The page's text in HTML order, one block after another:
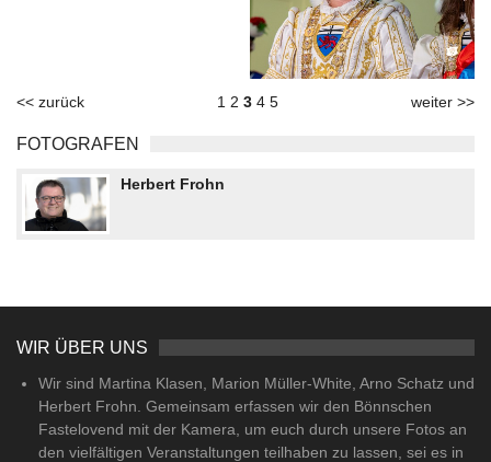
<< zurück 1 2 3 4 5 weiter >>
FOTOGRAFEN
Herbert Frohn
WIR ÜBER UNS
Wir sind Martina Klasen, Marion Müller-White, Arno Schatz und
Herbert Frohn. Gemeinsam erfassen wir den Bönnschen
Fastelovend mit der Kamera, um euch durch unsere Fotos an
den vielfältigen Veranstaltungen teilhaben zu lassen, sei es in